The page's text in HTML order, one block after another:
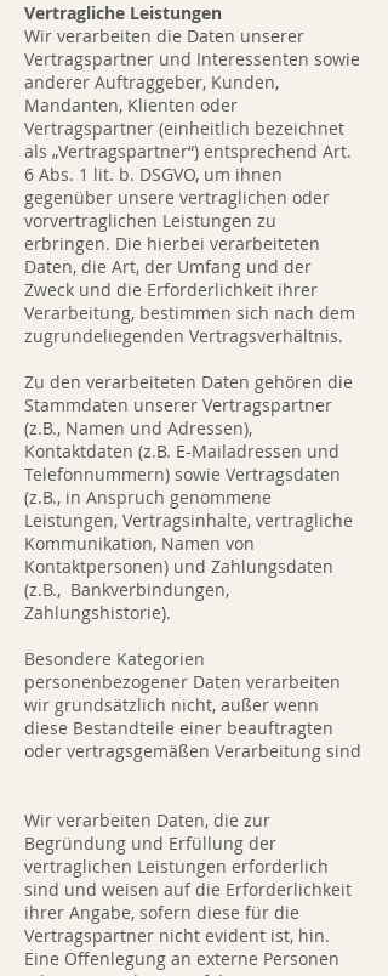
Vertragliche Leistungen
Wir verarbeiten die Daten unserer
Vertragspartner und Interessenten sowie
anderer Auftraggeber, Kunden,
Mandanten, Klienten oder
Vertragspartner (einheitlich bezeichnet
als „Vertragspartner“) entsprechend Art.
6 Abs. 1 lit. b. DSGVO, um ihnen
gegenüber unsere vertraglichen oder
vorvertraglichen Leistungen zu
erbringen. Die hierbei verarbeiteten
Daten, die Art, der Umfang und der
Zweck und die Erforderlichkeit ihrer
Verarbeitung, bestimmen sich nach dem
zugrundeliegenden Vertragsverhältnis.
Zu den verarbeiteten Daten gehören die
Stammdaten unserer Vertragspartner
(z.B., Namen und Adressen),
Kontaktdaten (z.B. E-Mailadressen und
Telefonnummern) sowie Vertragsdaten
(z.B., in Anspruch genommene
Leistungen, Vertragsinhalte, vertragliche
Kommunikation, Namen von
Kontaktpersonen) und Zahlungsdaten
(z.B., Bankverbindungen,
Zahlungshistorie).
Besondere Kategorien
personenbezogener Daten verarbeiten
wir grundsätzlich nicht, außer wenn
diese Bestandteile einer beauftragten
oder vertragsgemäßen Verarbeitung sind
Wir verarbeiten Daten, die zur
Begründung und Erfüllung der
vertraglichen Leistungen erforderlich
sind und weisen auf die Erforderlichkeit
ihrer Angabe, sofern diese für die
Vertragspartner nicht evident ist, hin.
Eine Offenlegung an externe Personen